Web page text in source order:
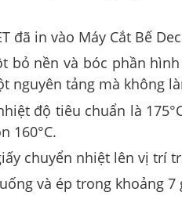
đã in vào Máy Cắt Bế
bỏ nền và bóc phần
nguyên tảng mà không
độ tiêu chuẩn là
160°C.
chuyển nhiệt lên vị trí
và ép trong khoảng 7